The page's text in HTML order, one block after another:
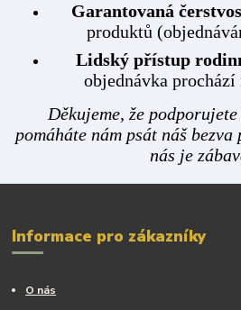
Garantovaná
produktů
Lidský přístup
objednávka prochází
Děkujeme, že
pomáháte nám psát náš
nás je
Informace pro zákazníky
O nás